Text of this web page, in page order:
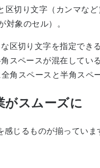
切り文字（カンマな
象のセル）。
区切り文字を指定で
スペースが混在して
スペースと半角スペ
がスムーズに
じるものが揃っていま